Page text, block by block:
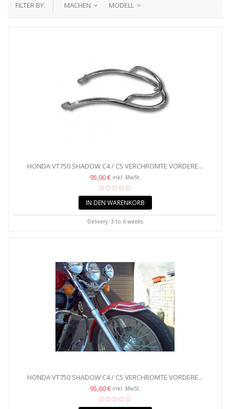
FILTER BY: MACHEN MODELL
HONDA VT750 SHADOW C4 / C5 VERCHROMTE VORDERE...
95,00 € inkl. MwSt.
IN DEN WARENKORB
Delivery: 3 to 6 weeks
HONDA VT750 SHADOW C4 / C5 VERCHROMTE VORDERE...
95,00 € inkl. MwSt.